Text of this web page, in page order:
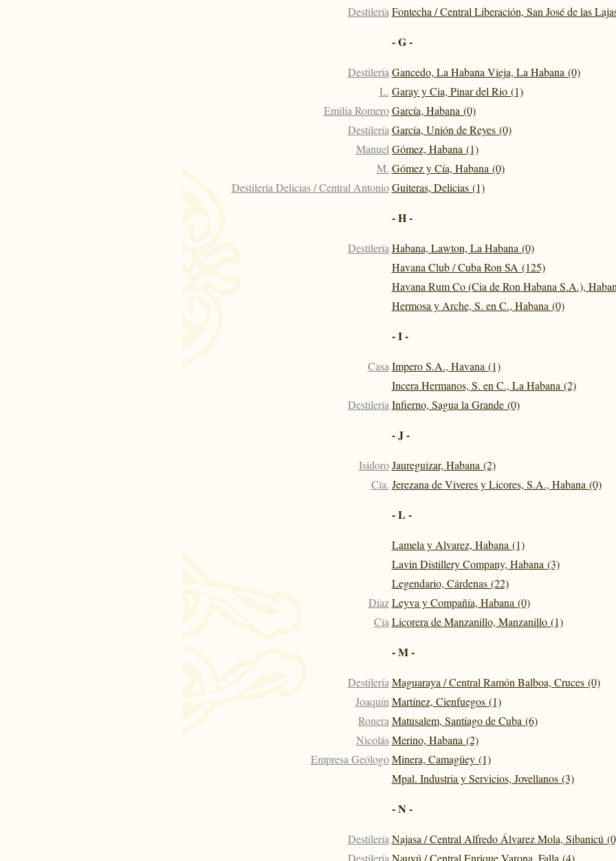
Destilería Fontecha / Central Liberación, San José de las
- G -
Destilería Gancedo, La Habana Vieja, La Habana (0)
L. Garay y Cia, Pinar del Rio (1)
Emilia Romero García, Habana (0)
Destilería García, Unión de Reyes (0)
Manuel Gómez, Habana (1)
M. Gómez y Cía, Habana (0)
Destilería Delicias / Central Antonio Guiteras, Delicias (1)
- H -
Destilería Habana, Lawton, La Habana (0)
Havana Club / Cuba Ron SA (125)
Havana Rum Co (Cia de Ron Habana S.A.),
Hermosa y Arche, S. en C., Habana (0)
- I -
Casa Impero S.A., Havana (1)
Incera Hermanos, S. en C., La Habana (2)
Destilería Infierno, Sagua la Grande (0)
- J -
Isidoro Jaureguizar, Habana (2)
Cía. Jerezana de Viveres y Licores, S.A., Habana (0)
- L -
Lamela y Alvarez, Habana (1)
Lavin Distillery Company, Habana (3)
Legendario, Cárdenas (22)
Díaz Leyva y Compañía, Habana (0)
Cía Licorera de Manzanillo, Manzanillo (1)
- M -
Destilería Maguaraya / Central Ramón Balboa, Cruces (0)
Joaquín Martínez, Cienfuegos (1)
Ronera Matusalem, Santiago de Cuba (6)
Nicolás Merino, Habana (2)
Empresa Geólogo Minera, Camagüey (1)
Mpal. Industria y Servicios, Jovellanos (3)
- N -
Destilería Najasa / Central Alfredo Álvarez Mola, Sibanicú
Destilería Nauyú / Central Enrique Varona, Falla (4)